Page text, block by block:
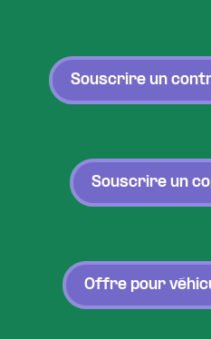
Souscrire un
Souscrire un
Offre pour